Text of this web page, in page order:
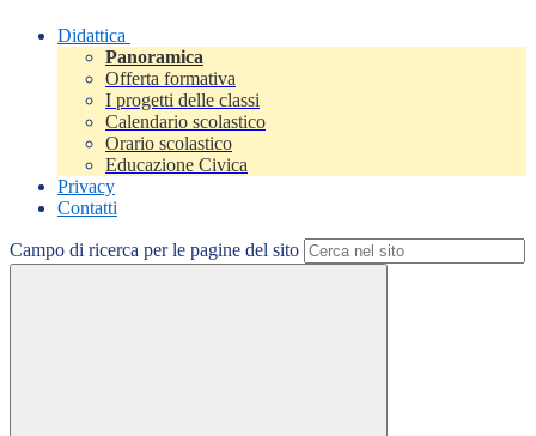
Didattica
Panoramica
Offerta formativa
I progetti delle classi
Calendario scolastico
Orario scolastico
Educazione Civica
Privacy
Contatti
Campo di ricerca per le pagine del sito